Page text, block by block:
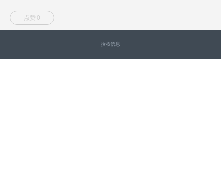
点赞 0
授权信息